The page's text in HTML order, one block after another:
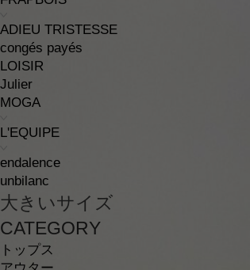
ADIEU TRISTESSE
congés payés
LOISIR
Julier
MOGA
L'EQUIPE
endalence
unbilanc
大きいサイズ
CATEGORY
トップス